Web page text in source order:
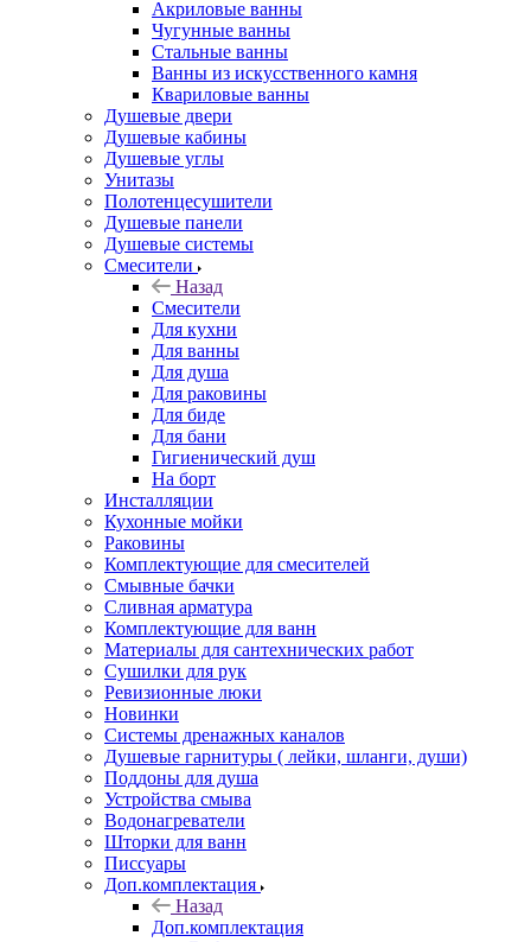
Акриловые ванны
Чугунные ванны
Стальные ванны
Ванны из искусственного камня
Квариловые ванны
Душевые двери
Душевые кабины
Душевые углы
Унитазы
Полотенцесушители
Душевые панели
Душевые системы
Смесители
Назад
Смесители
Для кухни
Для ванны
Для душа
Для раковины
Для биде
Для бани
Гигиенический душ
На борт
Инсталляции
Кухонные мойки
Раковины
Комплектующие для смесителей
Смывные бачки
Сливная арматура
Комплектующие для ванн
Материалы для сантехнических работ
Сушилки для рук
Ревизионные люки
Новинки
Системы дренажных каналов
Душевые гарнитуры ( лейки, шланги, души)
Поддоны для душа
Устройства смыва
Водонагреватели
Шторки для ванн
Писсуары
Доп.комплектация
Назад
Доп.комплектация